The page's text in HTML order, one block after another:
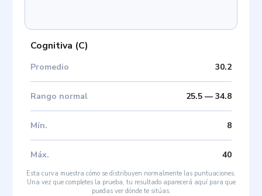
Cognitiva (C)
Promedio 30.2
Rango normal 25.5— 34.8
Mín. 8
Máx. 40
Esta curva muestra cómo se distribuyen normalmente las puntuaciones.
Una vez que completes la prueba, tu resultado aparecerá aquí para que
puedas ver dónde te sitúas.